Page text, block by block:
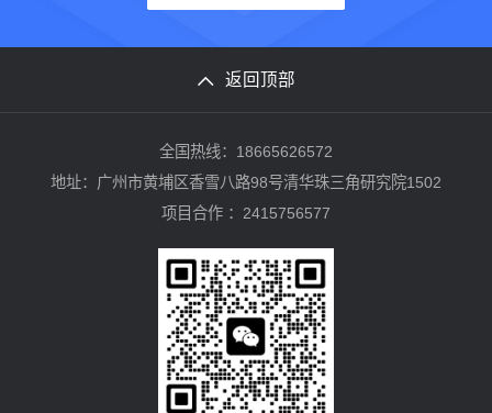
返回顶部
全国热线：18665626572
地址：广州市黄埔区香雪八路98号清华珠三角研究院1502
项目合作 ：2415756577